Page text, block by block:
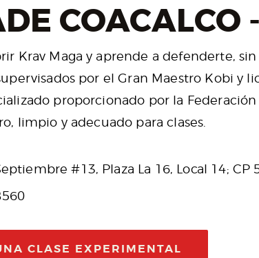
COACALCO
Krav Maga y aprende a defenderte,
​​por el Gran Maestro Kobi y
proporcionado por la
limpio y adecuado para clases.
#13, Plaza La 16, Local 14; CP
CLASE EXPERIMENTAL